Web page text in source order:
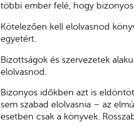
többi ember felé, hogy
Kötelezően kell elolvasnod
egyetért.
Bizottságok és szervezetek
elolvasnod.
Bizonyos időkben azt is
sem szabad elolvasnia – az
esetben csak a könyvek.